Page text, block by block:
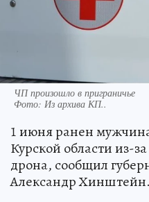
ЧП произошло в приграничье
Фото: Из архива КП..
1 июня ранен
Курской области из-
дрона, сообщил
Александр Хинштейн.